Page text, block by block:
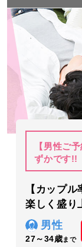
【男性ご
ずかです!!
【カップ
楽しく盛り
男性
27～34歳まで